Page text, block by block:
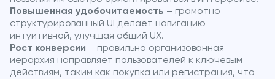
Повышенная удобочитаемость – грамотно
структурированный UI делает навигацию
интуитивной, улучшая общий UX.
Рост конверсии – правильно организованная
иерархия направляет пользователей к ключевым
действиям, таким как покупка или регистрация, что